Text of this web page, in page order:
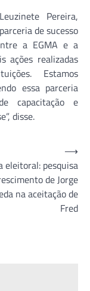
Pereira,
de sucesso
a EGMA e a
ações realizadas
Estamos
essa parceria
capacitação e
disse.
eleitoral: pesquisa
de Jorge
na aceitação de
Fred
⟶